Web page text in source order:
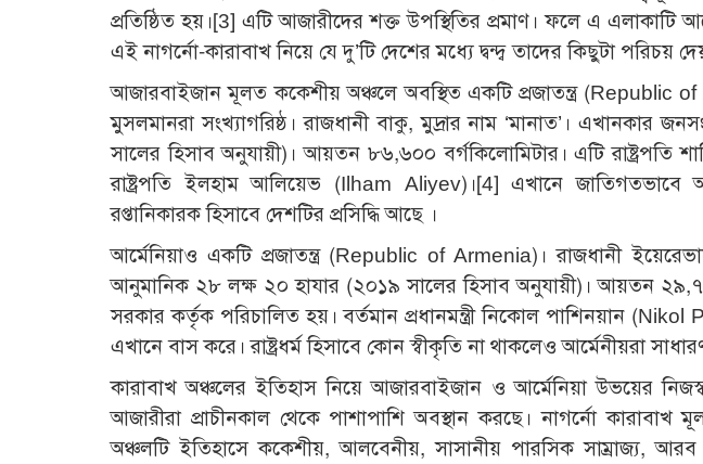
প্রতিষ্ঠিত হয়।[3] এটি আজারীদের শক্ত উপস্থিতির প্রমাণ। ফলে এ এলাকাটি
এই নাগর্নো-কারাবাখ নিয়ে যে দু’টি দেশের মধ্যে দ্বন্দ্ব তাদের কিছুটা পরিচয়
আজারবাইজান মূলত ককেশীয় অঞ্চলে অবস্থিত একটি প্রজাতন্ত্র (Republic
মুসলমানরা সংখ্যাগরিষ্ঠ। রাজধানী বাকু, মুদ্রার নাম ‘মানাত’। এখানকার
সালের হিসাব অনুযায়ী)। আয়তন ৮৬,৬০০ বর্গকিলোমিটার। এটি রাষ্ট্রপতি
রাষ্ট্রপতি ইলহাম আলিয়েভ (Ilham Aliyev)।[4] এখানে জাতিগতভাবে
রপ্তানিকারক হিসাবে দেশটির প্রসিদ্ধি আছে ।
আর্মেনিয়াও একটি প্রজাতন্ত্র (Republic of Armenia)। রাজধানী
আনুমানিক ২৮ লক্ষ ২০ হাযার (২০১৯ সালের হিসাব অনুযায়ী)। আয়তন ২৯,৭৪৩
সরকার কর্তৃক পরিচালিত হয়। বর্তমান প্রধানমন্ত্রী নিকোল পাশিনয়ান
এখানে বাস করে। রাষ্ট্রধর্ম হিসাবে কোন স্বীকৃতি না থাকলেও আর্মেনীয়রা
কারাবাখ অঞ্চলের ইতিহাস নিয়ে আজারবাইজান ও আর্মেনিয়া উভয়ের
আজারীরা প্রাচীনকাল থেকে পাশাপাশি অবস্থান করছে। নাগর্নো কারাবাখ
অঞ্চলটি ইতিহাসে ককেশীয়, আলবেনীয়, সাসানীয় পারসিক সাম্রাজ্য,